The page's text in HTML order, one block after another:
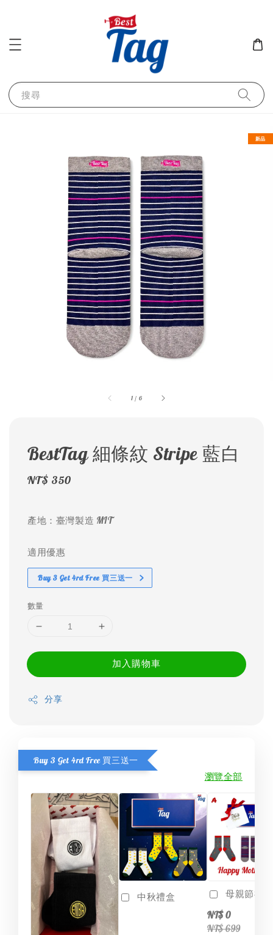
搜尋
1 / 6
新品
BestTag 細條紋 Stripe 藍白
Regular
NT$ 350
產地：臺灣製造 MIT
適用優惠
Buy 3 Get 4rd Free 買三送一
數量
加入購物車
分享
Buy 3 Get 4rd Free 買三送一
瀏覽全部
中秋禮盒
母親節禮
NT$ 0
NT$ 699